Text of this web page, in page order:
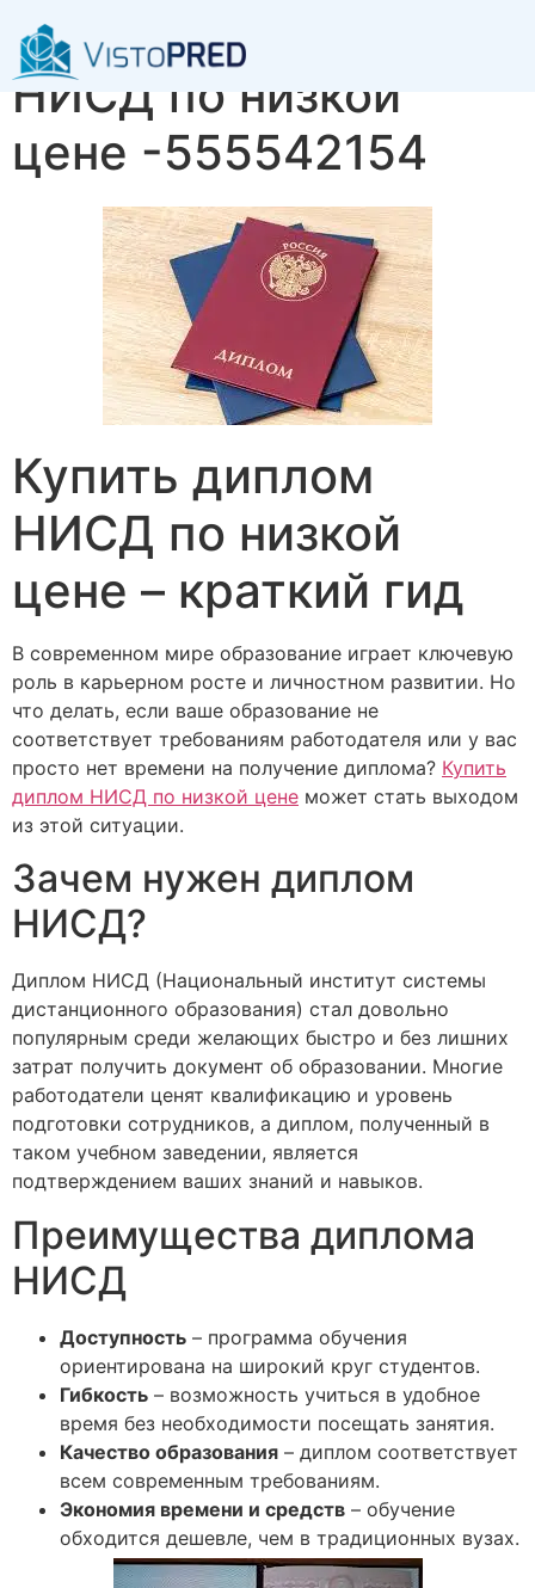
Купить диплом
НИСД по низкой
цене -555542154
Купить диплом
НИСД по низкой
цене – краткий гид
В современном мире образование играет ключевую
роль в карьерном росте и личностном развитии. Но
что делать, если ваше образование не
соответствует требованиям работодателя или у вас
просто нет времени на получение диплома? Купить
диплом НИСД по низкой цене может стать выходом
из этой ситуации.
Зачем нужен диплом
НИСД?
Диплом НИСД (Национальный институт системы
дистанционного образования) стал довольно
популярным среди желающих быстро и без лишних
затрат получить документ об образовании. Многие
работодатели ценят квалификацию и уровень
подготовки сотрудников, а диплом, полученный в
таком учебном заведении, является
подтверждением ваших знаний и навыков.
Преимущества диплома
НИСД
Доступность – программа обучения
ориентирована на широкий круг студентов.
Гибкость – возможность учиться в удобное
время без необходимости посещать занятия.
Качество образования – диплом соответствует
всем современным требованиям.
Экономия времени и средств – обучение
обходится дешевле, чем в традиционных вузах.